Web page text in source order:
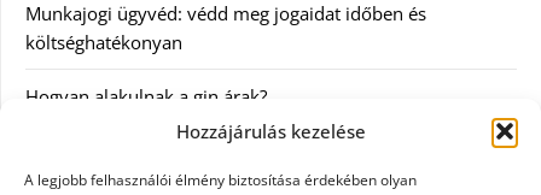
Hozzájárulás kezelése
A legjobb felhasználói élmény biztosítása érdekében olyan
Munkajogi ügyvéd: védd meg jogaidat időben és
költséghatékonyan
Hogyan alakulnak a gin árak?
Kategóriák